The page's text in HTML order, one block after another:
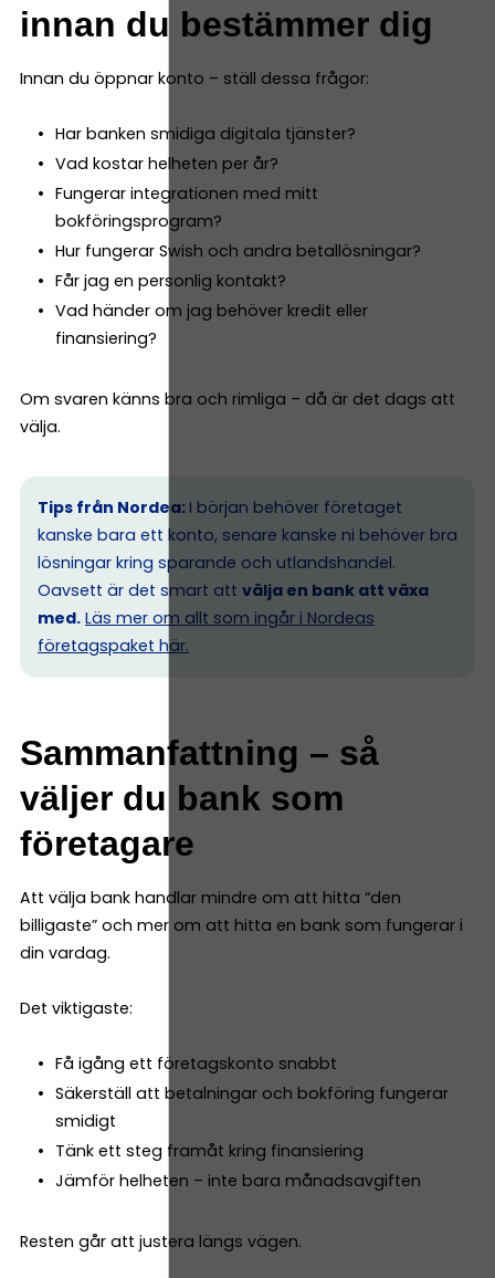
innan du bestämmer dig
Innan du öppnar konto – ställ dessa frågor:
Har banken smidiga digitala tjänster?
Vad kostar helheten per år?
Fungerar integrationen med mitt
bokföringsprogram?
Hur fungerar Swish och andra betallösningar?
Får jag en personlig kontakt?
Vad händer om jag behöver kredit eller
finansiering?
Om svaren känns bra och rimliga – då är det dags att
välja.
Tips från Nordea: I början behöver företaget
kanske bara ett konto, senare kanske ni behöver bra
lösningar kring sparande och utlandshandel.
Oavsett är det smart att välja en bank att växa
med. Läs mer om allt som ingår i Nordeas
företagspaket här.
Sammanfattning – så
väljer du bank som
företagare
Att välja bank handlar mindre om att hitta “den
billigaste” och mer om att hitta en bank som fungerar i
din vardag.
Det viktigaste:
Få igång ett företagskonto snabbt
Säkerställ att betalningar och bokföring fungerar
smidigt
Tänk ett steg framåt kring finansiering
Jämför helheten – inte bara månadsavgiften
Resten går att justera längs vägen.